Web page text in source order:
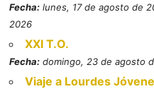
Fecha: lunes, 17 de agosto de
2026
XXI T.O.
Fecha: domingo, 23 de agosto
Viaje a Lourdes